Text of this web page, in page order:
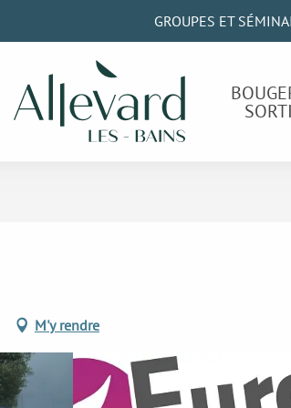
GROUPES ET
M'y rendre